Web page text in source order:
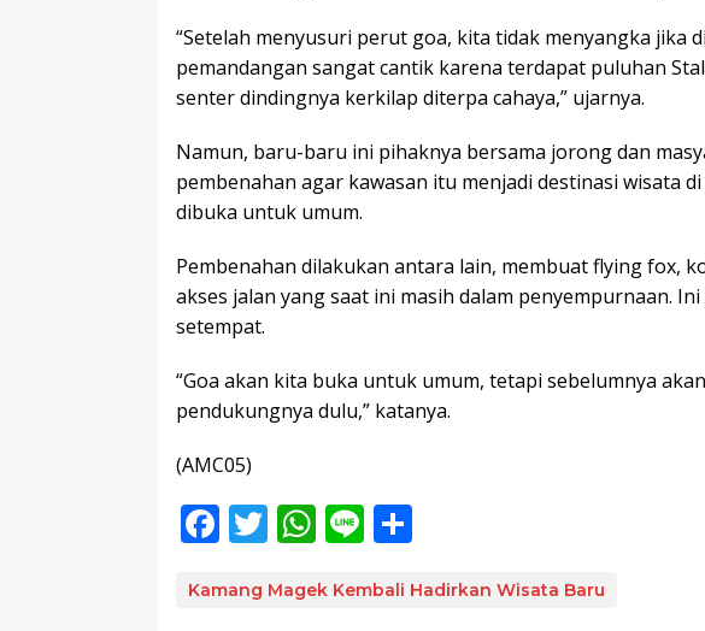
“Setelah menyusuri perut goa, kita tidak menyangka jika
pemandangan sangat cantik karena terdapat puluhan
senter dindingnya kerkilap diterpa cahaya,” ujarnya.
Namun, baru-baru ini pihaknya bersama jorong dan
pembenahan agar kawasan itu menjadi destinasi wisata
dibuka untuk umum.
Pembenahan dilakukan antara lain, membuat flying fox,
akses jalan yang saat ini masih dalam penyempurnaan.
setempat.
“Goa akan kita buka untuk umum, tetapi sebelumnya
pendukungnya dulu,” katanya.
(AMC05)
F
e
T
itt
W
at
Li
e ar
Kamang Magek Kembali Hadirkan Wisata Baru